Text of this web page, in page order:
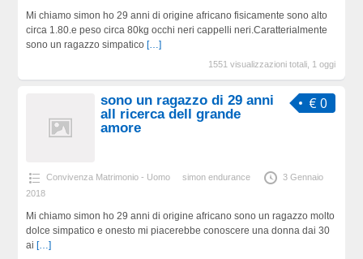
Mi chiamo simon ho 29 anni di origine africano fisicamente sono alto
circa 1.80.e peso circa 80kg occhi neri cappelli neri.Caratterialmente
sono un ragazzo simpatico […]
1551 visualizzazioni totali, 1 oggi
€ 0
sono un ragazzo di 29 anni
all ricerca dell grande
amore
Convivenza Matrimonio - Uomo simon endurance
3 Gennaio
2018
Mi chiamo simon ho 29 anni di origine africano sono un ragazzo molto
dolce simpatico e onesto mi piacerebbe conoscere una donna dai 30
ai […]